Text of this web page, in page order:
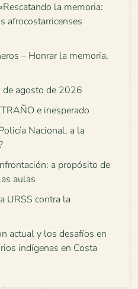
la memoria:
afrocostarricenses
– Honrar la memoria,
de agosto de 2026
e inesperado
Nacional, a la
a propósito de
aulas
URSS contra la
actual y los desafíos en
indígenas en Costa